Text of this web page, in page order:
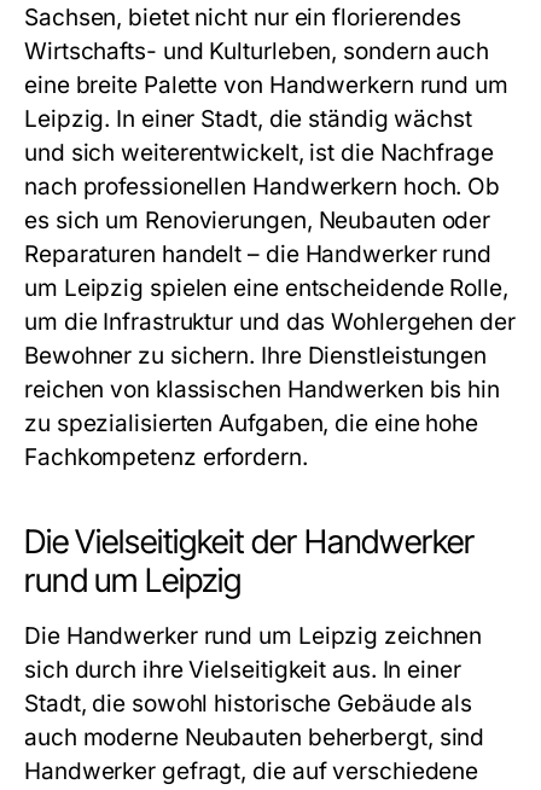
Sachsen, bietet nicht nur ein florierendes
Wirtschafts- und Kulturleben, sondern auch
eine breite Palette von Handwerkern rund um
Leipzig. In einer Stadt, die ständig wächst
und sich weiterentwickelt, ist die Nachfrage
nach professionellen Handwerkern hoch. Ob
es sich um Renovierungen, Neubauten oder
Reparaturen handelt – die Handwerker rund
um Leipzig spielen eine entscheidende Rolle,
um die Infrastruktur und das Wohlergehen der
Bewohner zu sichern. Ihre Dienstleistungen
reichen von klassischen Handwerken bis hin
zu spezialisierten Aufgaben, die eine hohe
Fachkompetenz erfordern.
Die Vielseitigkeit der Handwerker
rund um Leipzig
Die Handwerker rund um Leipzig zeichnen
sich durch ihre Vielseitigkeit aus. In einer
Stadt, die sowohl historische Gebäude als
auch moderne Neubauten beherbergt, sind
Handwerker gefragt, die auf verschiedene